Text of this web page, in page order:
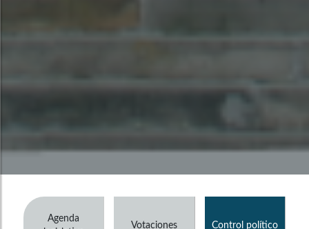
Agenda
Votaciones Control político